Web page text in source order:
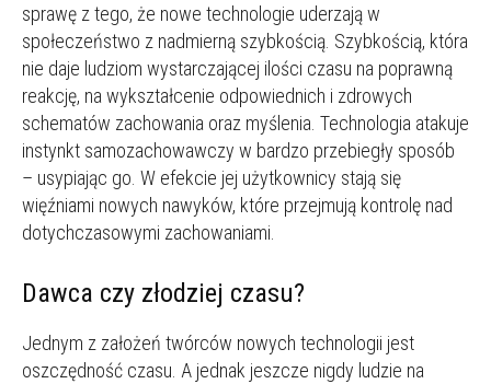
sprawę z tego, że nowe technologie uderzają w
społeczeństwo z nadmierną szybkością. Szybkością, która
nie daje ludziom wystarczającej ilości czasu na poprawną
reakcję, na wykształcenie odpowiednich i zdrowych
schematów zachowania oraz myślenia. Technologia atakuje
instynkt samozachowawczy w bardzo przebiegły sposób
– usypiając go. W efekcie jej użytkownicy stają się
więźniami nowych nawyków, które przejmują kontrolę nad
dotychczasowymi zachowaniami.
Dawca czy złodziej czasu?
Jednym z założeń twórców nowych technologii jest
oszczędność czasu. A jednak jeszcze nigdy ludzie na